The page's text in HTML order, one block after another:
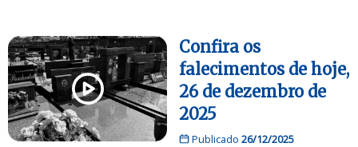
Confira os
falecimentos de hoje,
26 de dezembro de
2025
Publicado 26/12/2025